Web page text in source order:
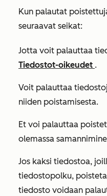
Kun palautat
seuraavat seikat:
Jotta voit palauttaa
Tiedostot-oikeudet .
Voit palauttaa
niiden poistamisesta.
Et voi palauttaa
olemassa
Jos kaksi tiedostoa,
tiedostopolku,
tiedosto voidaan